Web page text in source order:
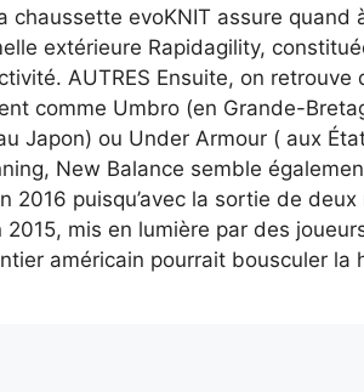
chaussette evoKNIT assure quand
extérieure Rapidagility,
AUTRES Ensuite, on
comme Umbro (en Grande-
Japon) ou Under Armour ( aux
New Balance semble
2016 puisqu’avec la sortie de
2015, mis en lumière par des
américain pourrait bousculer la